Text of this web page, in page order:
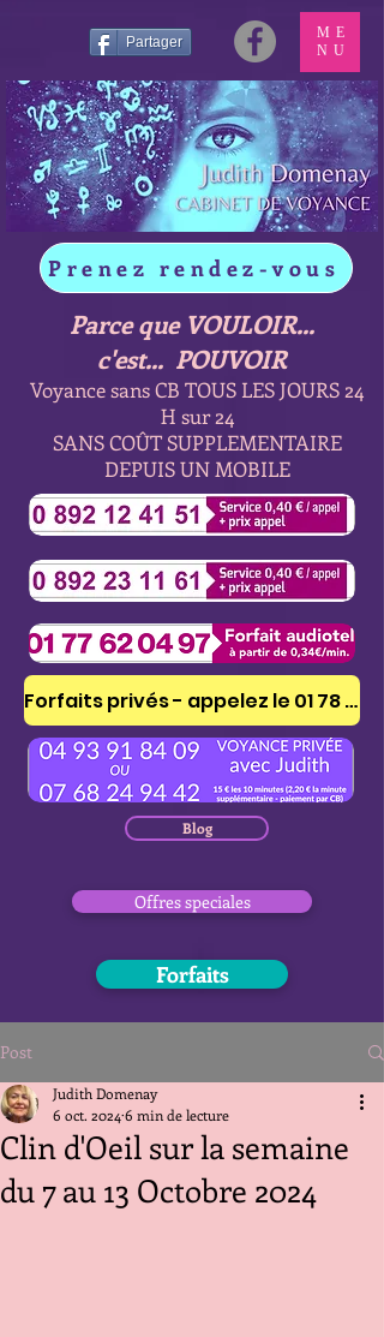
Partager
Prenez rendez-vous
Parce que VOULOIR...
c'est... POUVOIR
Voyance sans CB TOUS LES JOURS 24
H sur 24
SANS COÛT SUPPLEMENTAIRE
DEPUIS UN MOBILE
Blog
Offres speciales
ME
NU
Forfaits
Forfaits privés - appelez le 01 78 41 53 51
Post
Clin d'Oeil sur la semaine
du 7 au 13 Octobre 2024
Judith Domenay
6 oct. 2024 6 min de lecture